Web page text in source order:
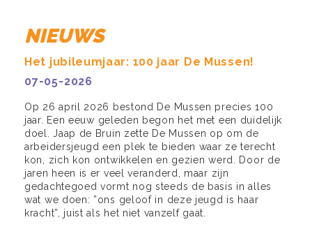
NIEUWS
Het jubileumjaar: 100 jaar De Mussen!
07-05-2026
Op 26 april 2026 bestond De Mussen precies 100
jaar. Een eeuw geleden begon het met een duidelijk
doel. Jaap de Bruin zette De Mussen op om de
arbeidersjeugd een plek te bieden waar ze terecht
kon, zich kon ontwikkelen en gezien werd. Door de
jaren heen is er veel veranderd, maar zijn
gedachtegoed vormt nog steeds de basis in alles
wat we doen: ”ons geloof in deze jeugd is haar
kracht”, juist als het niet vanzelf gaat.